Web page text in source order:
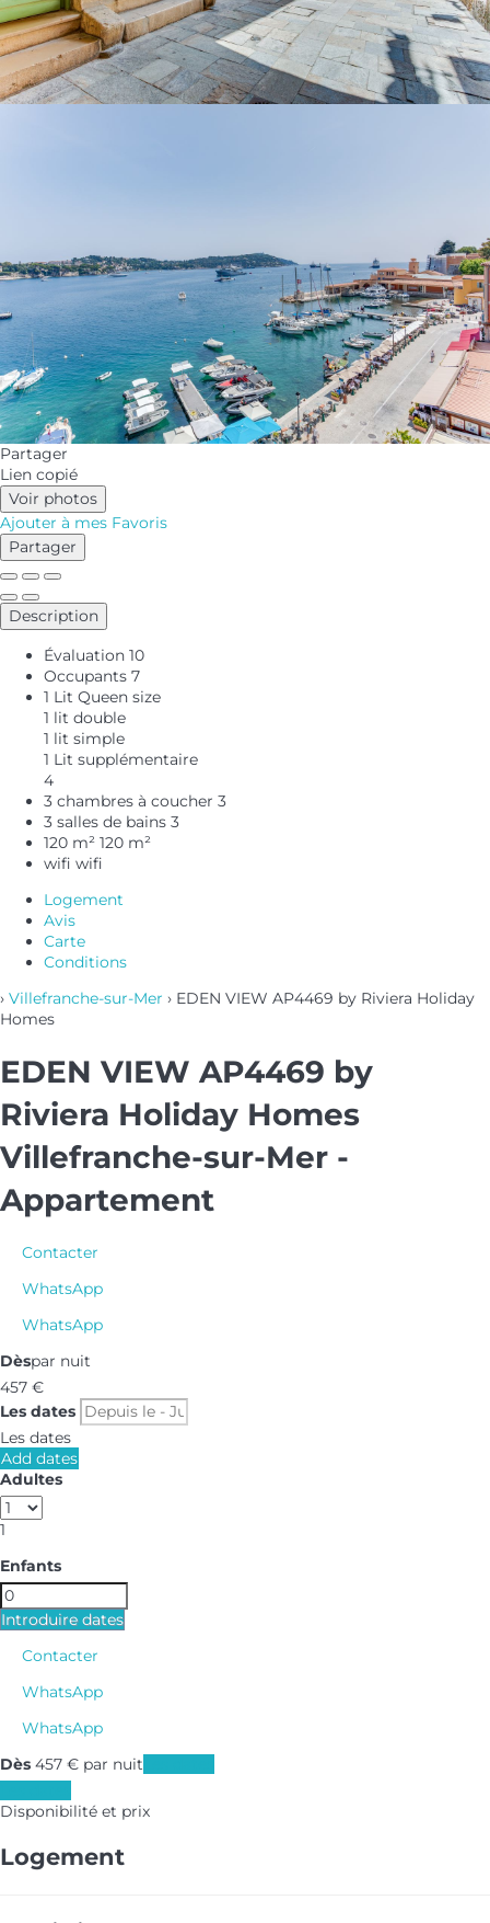
Partager
Lien copié
Voir photos
Ajouter à mes Favoris
Partager
Description
Évaluation 10
Occupants 7
1 Lit Queen size
1 lit double
1 lit simple
1 Lit supplémentaire
4
3 chambres à coucher 3
3 salles de bains 3
120 m² 120 m²
wifi wifi
Logement
Avis
Carte
Conditions
› Villefranche-sur-Mer › EDEN VIEW AP4469 by Riviera Holiday
Homes
EDEN VIEW AP4469 by
Riviera Holiday Homes
Villefranche-sur-Mer -
Appartement
Contacter
WhatsApp
WhatsApp
Dèspar nuit
457 €
Les dates
Les dates
Add dates
Adultes
1
Enfants
Introduire dates
Contacter
WhatsApp
WhatsApp
Dès 457 € par nuit
Disponibilité et prix
Logement